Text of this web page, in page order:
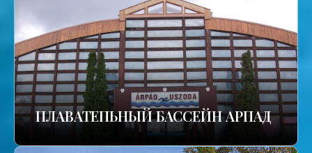
ПЛАВАТЕПЬНЫЙ БАССЕЙН АРПАД